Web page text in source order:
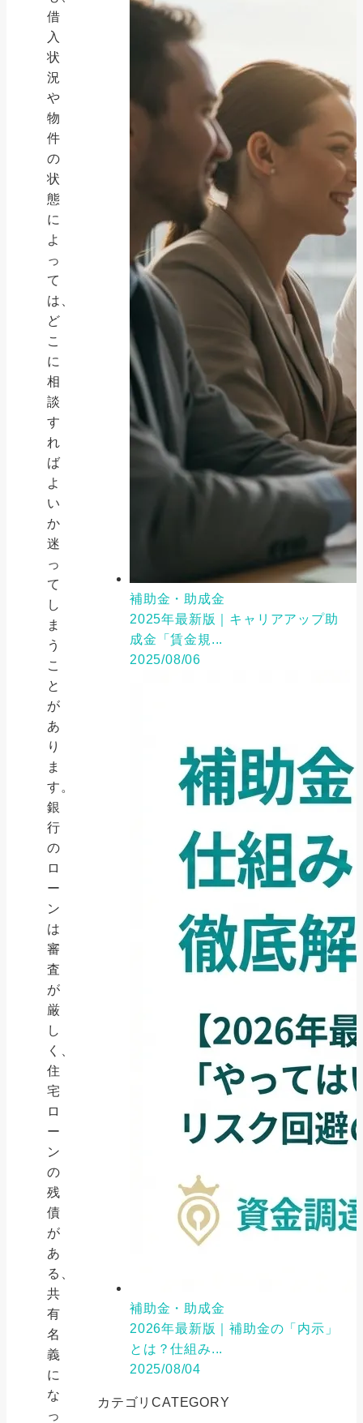
借
入
状
況
や
物
件
の
状
態
に
よ
っ
て
は、
ど
こ
に
相
談
す
れ
ば
よ
い
か
迷
っ
て
し
ま
う
こ
と
が
あ
り
ま
す。
銀
行
の
ロ
ー
ン
は
審
査
が
厳
し
く、
住
宅
ロ
ー
ン
の
残
債
が
あ
る、
共
有
名
義
に
な
っ
補助金・助成金
2025年最新版｜キャリアアップ助
成金「賃金規...
2025/08/06
補助金・助成金
2026年最新版｜補助金の「内示」
とは？仕組み...
2025/08/04
カテゴリCATEGORY